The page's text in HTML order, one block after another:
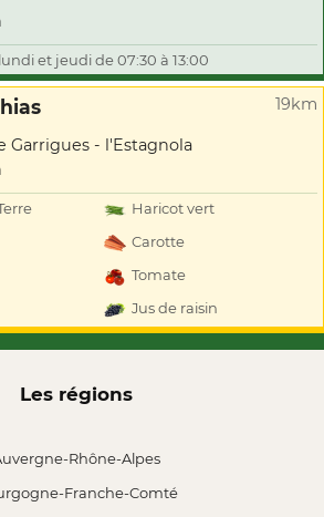
et jeudi de 07:30 à 13:00
19km
Garrigues - l'Estagnola
Haricot vert
Carotte
Tomate
Jus de raisin
Les régions
Rhône-Alpes
Franche-Comté